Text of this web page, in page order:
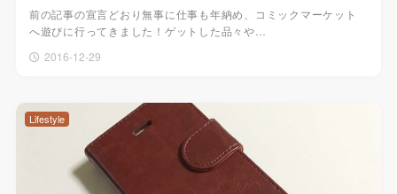
前の記事の宣言どおり無事に仕事も年納め、コミックマーケット
へ遊びに行ってきました！ゲットした品々や…
2016-12-29
Lifestyle